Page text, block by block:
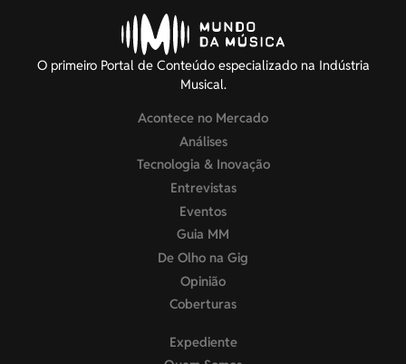
O primeiro Portal de Conteúdo especializado na Indústria
Musical.
Acontece no Mercado
Análises
Tecnologia & Inovação
Entrevistas
Eventos
Guia MM
De Olho na Gig
Opinião
Coberturas
Expediente